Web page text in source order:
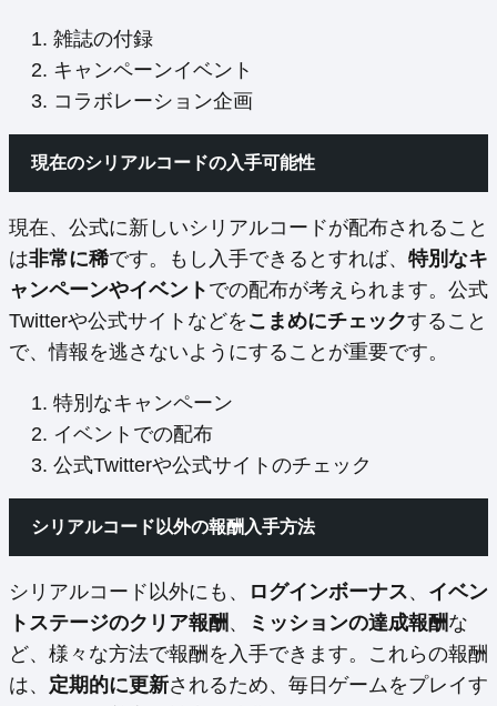
雑誌の付録
キャンペーンイベント
コラボレーション企画
現在のシリアルコードの入手可能性
現在、公式に新しいシリアルコードが配布されること
は非常に稀です。もし入手できるとすれば、 特別なキ
ャンペーンやイベント での配布が考えられます。公式
Twitterや公式サイトなどを こまめにチェックすること
で、情報を逃さないようにすることが重要です。
特別なキャンペーン
イベントでの配布
公式Twitterや公式サイトのチェック
シリアルコード以外の報酬入手方法
シリアルコード以外にも、 ログインボーナス、 イベン
トステージのクリア報酬 、 ミッションの達成報酬な
ど、様々な方法で報酬を入手できます。これらの報酬
は、 定期的に更新されるため、毎日ゲームをプレイす